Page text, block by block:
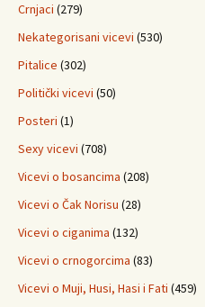
Crnjaci (279)
Nekategorisani vicevi (530)
Pitalice (302)
Politički vicevi (50)
Posteri (1)
Sexy vicevi (708)
Vicevi o bosancima (208)
Vicevi o Čak Norisu (28)
Vicevi o ciganima (132)
Vicevi o crnogorcima (83)
Vicevi o Muji, Husi, Hasi i Fati (459)